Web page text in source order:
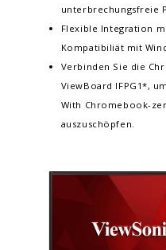
unterbrechungsfreie
Flexible Integration
Kompatibiliät mit
Verbinden Sie die
ViewBoard IFPG1*,
With Chromebook-
auszuschöpfen.